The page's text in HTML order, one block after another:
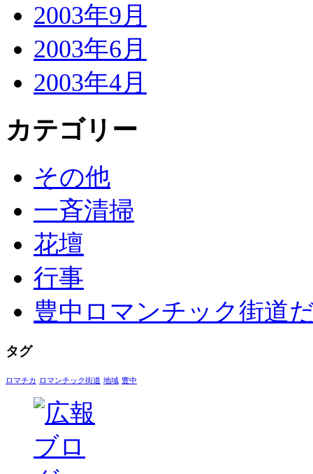
2003年9月
2003年6月
2003年4月
カテゴリー
その他
一斉清掃
花壇
行事
豊中ロマンチック街道
タグ
ロマチカ ロマンチック街道 地域 豊中